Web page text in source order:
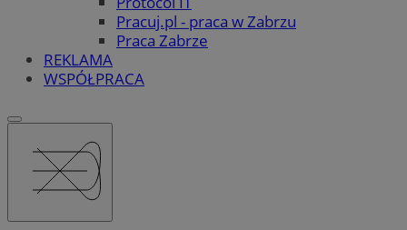
Pracuj.pl - praca w Zabrzu
Praca Zabrze
REKLAMA
WSPÓŁPRACA